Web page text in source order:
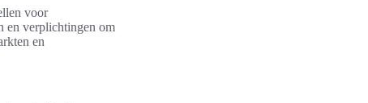
voor
en verplichtingen om
en